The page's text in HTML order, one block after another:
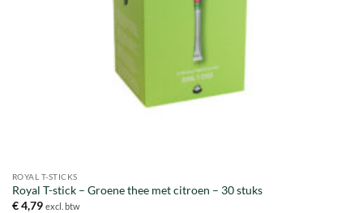
ROYAL T-STICKS
Royal T-stick – Groene thee met citroen – 30 stuks
€4,79 excl. btw